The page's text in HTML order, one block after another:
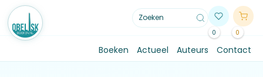
0 0
Boeken Actueel Auteurs Contact